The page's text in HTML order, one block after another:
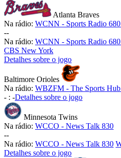
Atlanta Braves
Na rádio: WCNN - Sports Radio
--
Na rádio: WCNN - Sports Radio
CBS New York
Detalhes sobre o jogo
Baltimore Orioles
Na rádio: WBZFM - The Sports
- : -Detalhes sobre o jogo
Minnesota Twins
Na rádio: WCCO - News Talk 830
--
Na rádio: WCCO - News Talk 830
Detalhes sobre o jogo